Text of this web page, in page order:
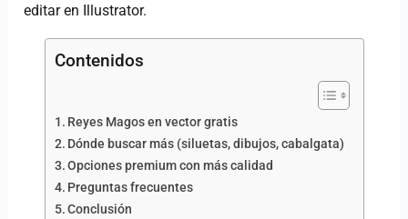
editar en Illustrator.
Contenidos
Reyes Magos en vector gratis
Dónde buscar más (siluetas, dibujos, cabalgata)
Opciones premium con más calidad
Preguntas frecuentes
Conclusión